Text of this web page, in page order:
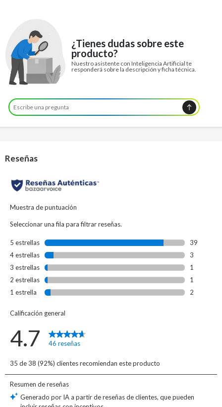
¿Tienes dudas sobre este
producto?
Nuestro asistente con Inteligencia Artificial te
responderá sobre la descripción y ficha técnica.